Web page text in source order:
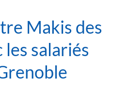
Makis des
les salariés